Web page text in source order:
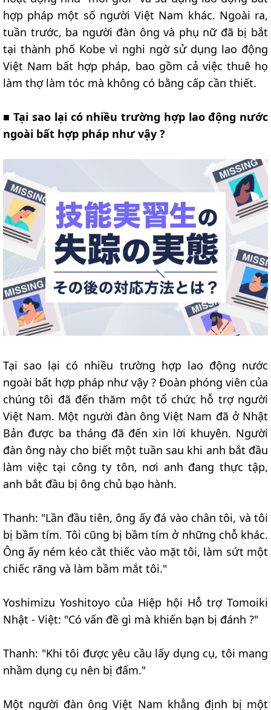
hợp pháp một số người Việt Nam khác. Ngoài ra,
tuần trước, ba người đàn ông và phụ nữ đã bị bắt
tại thành phố Kobe vì nghi ngờ sử dụng lao động
Việt Nam bất hợp pháp, bao gồm cả việc thuê họ
làm thợ làm tóc mà không có bằng cấp cần thiết.
■Tại sao lại có nhiều trường hợp lao động nước
ngoài bất hợp pháp như vậy ?
Tại sao lại có nhiều trường hợp lao động nước
ngoài bất hợp pháp như vậy ? Đoàn phóng viên của
chúng tôi đã đến thăm một tổ chức hỗ trợ người
Việt Nam. Một người đàn ông Việt Nam đã ở Nhật
Bản được ba tháng đã đến xin lời khuyên. Người
đàn ông này cho biết một tuần sau khi anh bắt đầu
làm việc tại công ty tôn, nơi anh đang thực tập,
anh bắt đầu bị ông chủ bạo hành.
Thanh: "Lần đầu tiên, ông ấy đá vào chân tôi, và tôi
bị bầm tím. Tôi cũng bị bầm tím ở những chỗ khác.
Ông ấy ném kéo cắt thiếc vào mặt tôi, làm sứt một
chiếc răng và làm bầm mắt tôi."
Yoshimizu Yoshitoyo của Hiệp hội Hỗ trợ Tomoiki
Nhật - Việt: "Có vấn đề gì mà khiến bạn bị đánh ?"
Thanh: "Khi tôi được yêu cầu lấy dụng cụ, tôi mang
nhầm dụng cụ nên bị đấm."
Một người đàn ông Việt Nam khẳng định bị một